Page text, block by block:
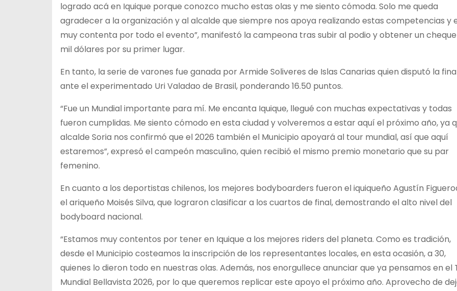
logrado acá en Iquique porque conozco mucho estas olas y me siento cómoda. Solo me queda
agradecer a la organización y al alcalde que siempre nos apoya realizando estas competencias y
muy contenta por todo el evento”, manifestó la campeona tras subir al podio y obtener un
mil dólares por su primer lugar.
En tanto, la serie de varones fue ganada por Armide Soliveres de Islas Canarias quien disputó la
ante el experimentado Uri Valadao de Brasil, ponderando 16.50 puntos.
“Fue un Mundial importante para mí. Me encanta Iquique, llegué con muchas expectativas y todas
fueron cumplidas. Me siento cómodo en esta ciudad y volveremos a estar aquí el próximo año, ya
alcalde Soria nos confirmó que el 2026 también el Municipio apoyará al tour mundial, así que aquí
estaremos”, expresó el campeón masculino, quien recibió el mismo premio monetario que su par
femenino.
En cuanto a los deportistas chilenos, los mejores bodyboarders fueron el iquiqueño Agustín
el ariqueño Moisés Silva, que lograron clasificar a los cuartos de final, demostrando el alto nivel del
bodyboard nacional.
“Estamos muy contentos por tener en Iquique a los mejores riders del planeta. Como es tradición,
desde el Municipio costeamos la inscripción de los representantes locales, en esta ocasión, a 30,
quienes lo dieron todo en nuestras olas. Además, nos enorgullece anunciar que ya pensamos en el
Mundial Bellavista 2026, por lo que queremos replicar este apoyo el próximo año. Aprovecho de